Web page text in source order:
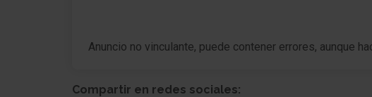
Anuncio no vinculante, puede contener errores, aunque
Compartir en redes sociales: